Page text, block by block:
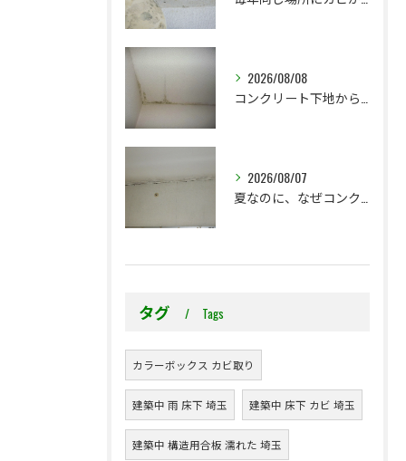
2026/08/08
コンクリート下地からのカビ｜最初で止めるか？我慢して酷くなってから止めるか？
2026/08/07
夏なのに、なぜコンクリート直張り壁紙のカビ相談が増えるのでしょうか？
タグ Tags
カラーボックス カビ取り
建築中 雨 床下 埼玉 建築中 床下 カビ 埼玉
建築中 構造用合板 濡れた 埼玉